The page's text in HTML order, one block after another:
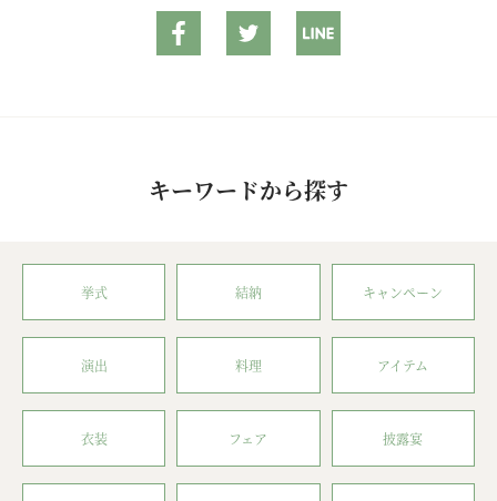
キーワードから探す
挙式 結納 キャンペーン
演出 料理 アイテム
衣装 フェア 披露宴